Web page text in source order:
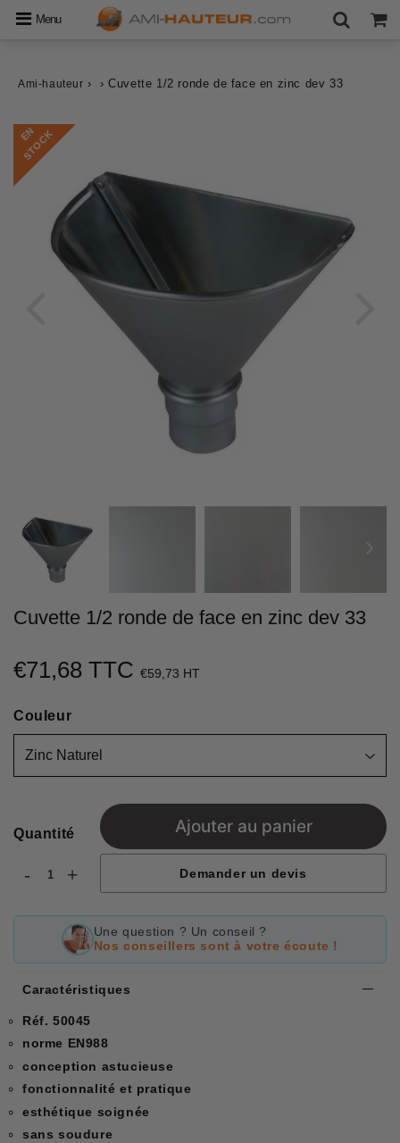
Menu
Ami-hauteur › › Cuvette 1/2 ronde de face en zinc dev 33
E
N
S
T
O
C
K
Cuvette 1/2 ronde de face en zinc dev 33
€71,68 TTC €59,73 HT
price
Couleur
Quantité
- +
Ajouter au panier
Demander un devis
Une question ? Un conseil ?
Nos conseillers sont à votre écoute !
Caractéristiques
Réf. 50045
norme EN988
conception astucieuse
fonctionnalité et pratique
esthétique soignée
sans soudure